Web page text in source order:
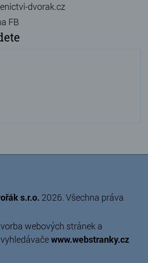
dvorak.cz
FB
s.r.o. 2026. Všechna práva
webových stránek a
www.webstranky.cz